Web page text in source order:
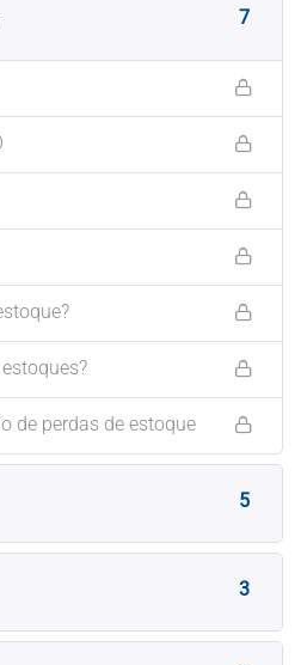
7
de perdas de estoque
5
3